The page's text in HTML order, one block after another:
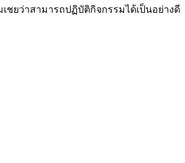
ชยว่าสามารถปฏิบัติกิจกรรมได้เป็นอย่างดี